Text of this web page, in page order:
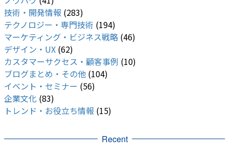
技術・開発情報 (283)
テクノロジー・専門技術 (194)
マーケティング・ビジネス戦略 (46)
デザイン・UX (62)
カスタマーサクセス・顧客事例 (10)
ブログまとめ・その他 (104)
イベント・セミナー (56)
企業文化 (83)
トレンド・お役立ち情報 (15)
Recent